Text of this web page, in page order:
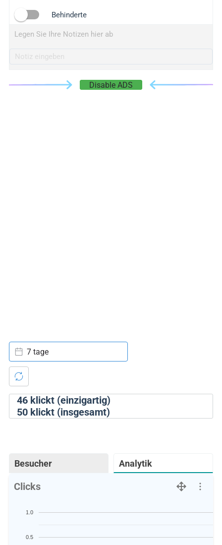
Behinderte
Legen Sie Ihre Notizen hier ab
Disable ADS
46klickt (einzigartig)
50klickt (insgesamt)
7 tage
Besucher Analytik
Clicks
0.5
1.0